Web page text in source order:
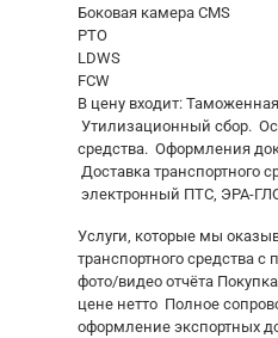
Боковая камера CMS
PTO
LDWS
FCW
В цену входит:
Утилизационный сбор.
средства. Оформления
Доставка транспортного
электронный ПТС, ЭРА-
Услуги, которые мы
транспортного средства
фото/видео отчёта
цене нетто Полное
оформление экспортных